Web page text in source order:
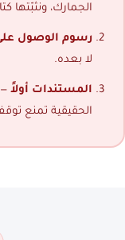
الجمارك، ونثبّتها
رسوم الوصول
لا بعده.
المستندات أولاً
الحقيقية تمنع